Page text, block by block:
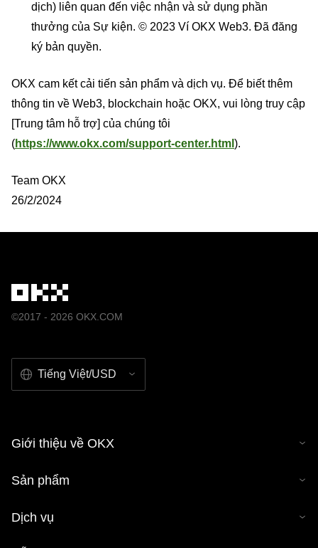
dịch) liên quan đến việc nhận và sử dụng phần
thưởng của Sự kiện. © 2023 Ví OKX Web3. Đã đăng
ký bản quyền.
OKX cam kết cải tiến sản phẩm và dịch vụ. Để biết thêm
thông tin về Web3, blockchain hoặc OKX, vui lòng truy cập
[Trung tâm hỗ trợ] của chúng tôi
(https://www.okx.com/support-center.html ).
Team OKX
26/2/2024
©2017 - 2026 OKX.COM
Tiếng Việt/USD
Giới thiệu về OKX
Sản phẩm
Dịch vụ